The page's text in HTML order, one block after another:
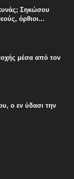
Σηκώσου
όρθιοι...
μέσα από τον
ο εν ύδασι την